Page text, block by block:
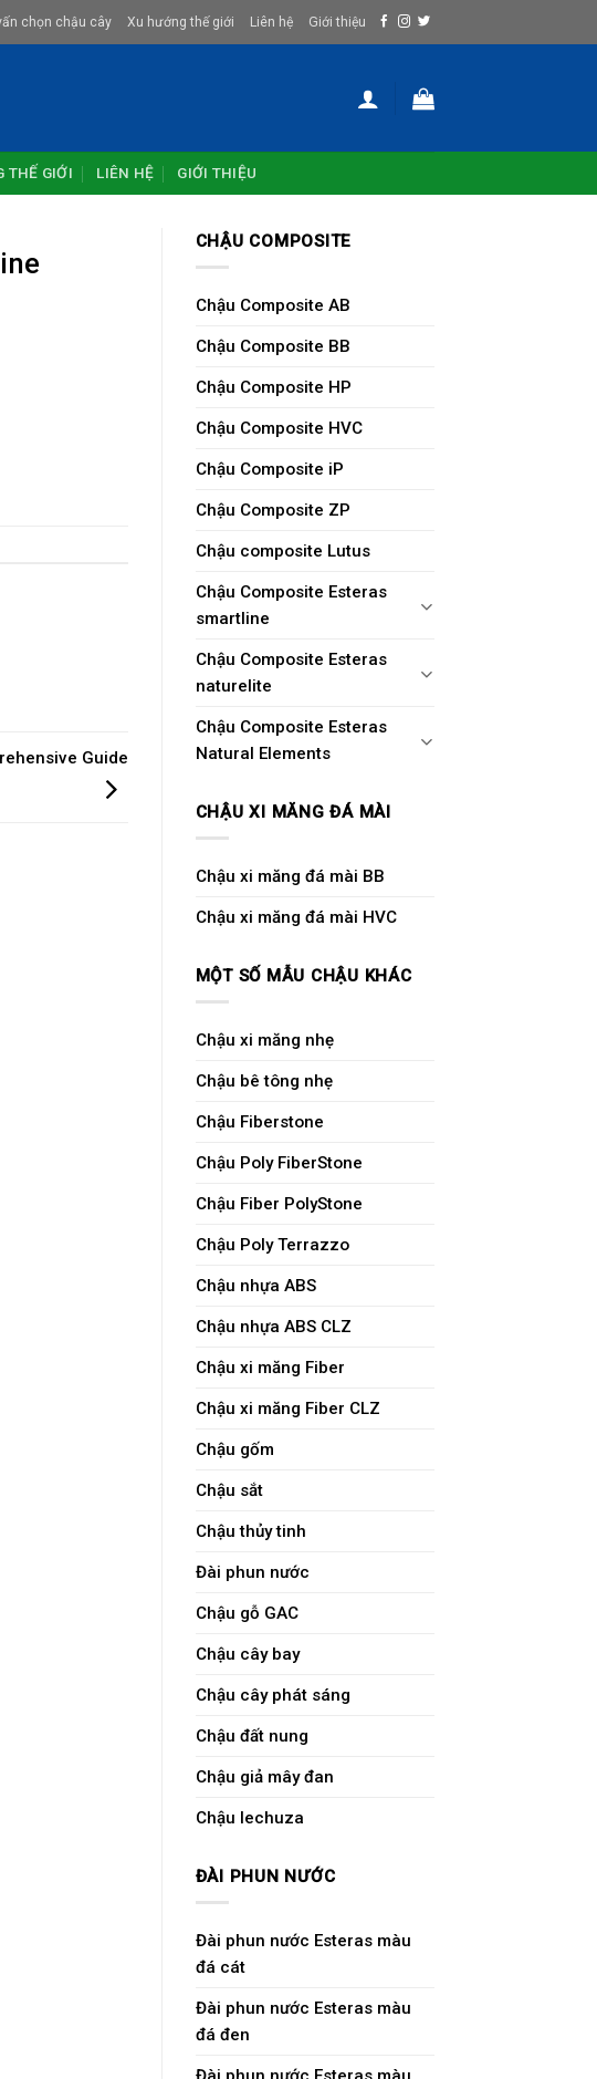
chọn chậu cây Xu hướng thế giới Liên hệ Giới thiệu
THẾ GIỚI LIÊN HỆ GIỚI THIỆU
Guide
CHẬU COMPOSITE
Chậu Composite AB
Chậu Composite BB
Chậu Composite HP
Chậu Composite HVC
Chậu Composite iP
Chậu Composite ZP
Chậu composite Lutus
Chậu Composite Esteras
smartline
Chậu Composite Esteras
naturelite
Chậu Composite Esteras
Natural Elements
CHẬU XI MĂNG ĐÁ MÀI
Chậu xi măng đá mài BB
Chậu xi măng đá mài HVC
MỘT SỐ MẪU CHẬU KHÁC
Chậu xi măng nhẹ
Chậu bê tông nhẹ
Chậu Fiberstone
Chậu Poly FiberStone
Chậu Fiber PolyStone
Chậu Poly Terrazzo
Chậu nhựa ABS
Chậu nhựa ABS CLZ
Chậu xi măng Fiber
Chậu xi măng Fiber CLZ
Chậu gốm
Chậu sắt
Chậu thủy tinh
Đài phun nước
Chậu gỗ GAC
Chậu cây bay
Chậu cây phát sáng
Chậu đất nung
Chậu giả mây đan
Chậu lechuza
ĐÀI PHUN NƯỚC
Đài phun nước Esteras màu
đá cát
Đài phun nước Esteras màu
đá đen